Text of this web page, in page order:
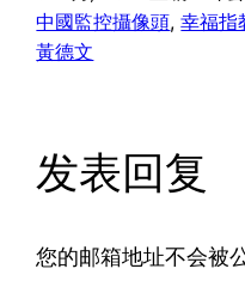
中國監控攝像頭, 幸福指
黃德文
发表回复
您的邮箱地址不会被